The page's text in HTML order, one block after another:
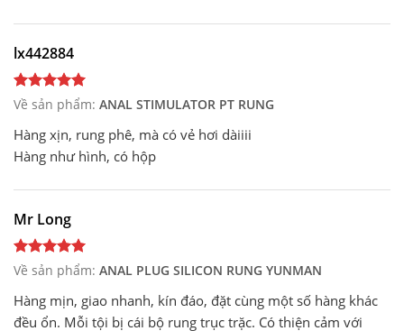
lx442884
Về sản phẩm: ANAL STIMULATOR PT RUNG
Hàng xịn, rung phê, mà có vẻ hơi dàiiii
Hàng như hình, có hộp
Mr Long
Về sản phẩm: ANAL PLUG SILICON RUNG YUNMAN
Hàng mịn, giao nhanh, kín đáo, đặt cùng một số hàng khác
đều ổn. Mỗi tội bị cái bộ rung trục trặc. Có thiện cảm với